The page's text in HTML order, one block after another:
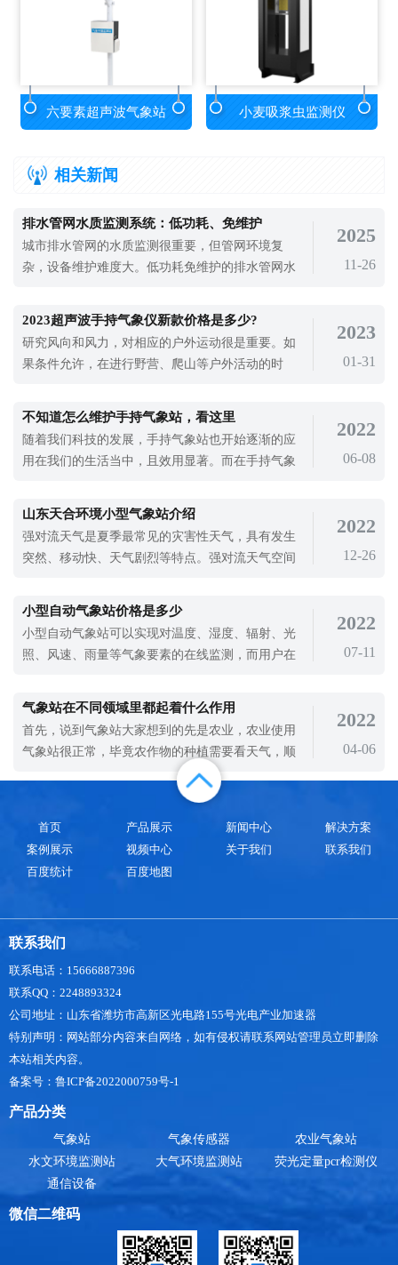
六要素超声波气象站 小麦吸浆虫监测仪
相关新闻
排水管网水质监测系统：低功耗、免维护
城市排水管网的水质监测很重要，但管网环境复
杂，设备维护难度大。低功耗免维护的排水管网水
2025
11-26
2023超声波手持气象仪新款价格是多少?
研究风向和风力，对相应的户外运动很是重要。如
果条件允许，在进行野营、爬山等户外活动的时
们进行气象学研究，培养气象学知识。2023超声波
手持气象仪新款价格是多少?新款超声波手持
2023
01-31
不知道怎么维护手持气象站，看这里
随着我们科技的发展，手持气象站也开始逐渐的应
用在我们的生活当中，且效用显著。而在手持气象
准确性和损坏程度。现在手持式气象站在维护保养
整站、确保全部测量的完整性和技术安全工作等多
方面具有许多问题。因而，我们可以从下
2022
06-08
山东天合环境小型气象站介绍
强对流天气是夏季最常见的灾害性天气，具有发生
突然、移动快、天气剧烈等特点。强对流天气空间
施，严重影响农业生产。所以在野外环境下会使用
小型气象站对农业气象进行监测，对自然灾害进行
预警。山东天合环境小型气象站设备是一款
2022
12-26
小型自动气象站价格是多少
小型自动气象站可以实现对温度、湿度、辐射、光
照、风速、雨量等气象要素的在线监测，而用户在
要素气象站等，小型自动气象站因其要素种类不
同，其价格也是不同的，价格在几千到几万
2022
07-11
气象站在不同领域里都起着什么作用
首先，说到气象站大家想到的先是农业，农业使用
气象站很正常，毕竟农作物的种植需要看天气，顺
2022
04-06
首页 产品展示 新闻中心
解决方案
案例展示
视频中心 关于我们
联系我们
百度统计
百度地图
联系我们
联系电话：15666887396
联系QQ：2248893324
公司地址：山东省潍坊市高新区光电路155号光电产业加速器
特别声明：网站部分内容来自网络，如有侵权请联系网站管理员立即删除
本站相关内容。
备案号：鲁ICP备2022000759号-1
产品分类
气象站 气象传感器
农业气象站
水文环境监测站
大气环境监测站
荧光定量pcr检测仪
通信设备
微信二维码